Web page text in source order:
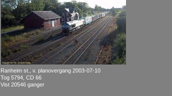
Ranheim st., v. planovergang 2003-07-10
Tog 5794, CD 66
Vist 20546 ganger